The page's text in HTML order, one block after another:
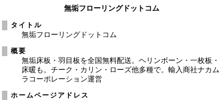
無垢フローリングドットコム
タイトル
無垢フローリングドットコム
概要
無垢床板・羽目板を全国無料配送。ヘリンボーン・一枚板
床暖も。チーク・カリン・ローズ他多種で。輸入商社ナカ
ラコーポレーション運営
ホームページアドレス